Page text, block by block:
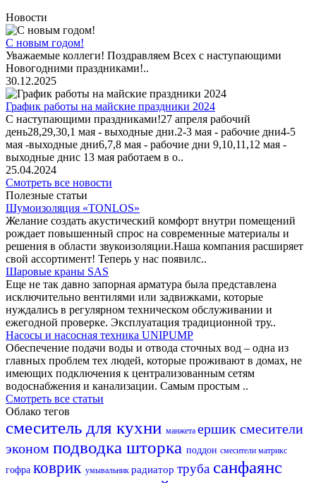
Новости
С новым годом!
Уважаемые коллеги! Поздравляем Всех с наступающими
Новогодними праздниками!..
30.12.2025
График работы на майские праздники 2024
С наступающими праздниками!27 апреля рабочий
день28,29,30,1 мая - выходные дни.2-3 мая - рабочие дни4-5
мая -выходные дни6,7,8 мая - рабочие дни 9,10,11,12 мая -
выходные днис 13 мая работаем в о..
25.04.2024
Смотреть все новости
Полезные статьи
Шумоизоляция «TONLOS»
Желание создать акустический комфорт внутри помещений
рождает повышенный спрос на современные материалы и
решения в области звукоизоляции.Наша компания расширяет
свой ассортимент! Теперь у нас появилс..
Шаровые краны SAS
Еще не так давно запорная арматура была представлена
исключительно вентилями или задвижками, которые
нуждались в регулярном техническом обслуживании и
ежегодной проверке. Эксплуатация традиционной тру..
Насосы и насосная техника UNIPUMP
Обеспечение подачи воды и отвода сточных вод – одна из
главных проблем тех людей, которые проживают в домах, не
имеющих подключения к централизованным сетям
водоснабжения и канализации. Самым простым ..
Смотреть все статьи
Облако тегов
смеситель для кухни манжета ершик смесители
эконом подводка шторка поддон смесители матрикс
гофра коврик умывальник радиатор труба санфаянс